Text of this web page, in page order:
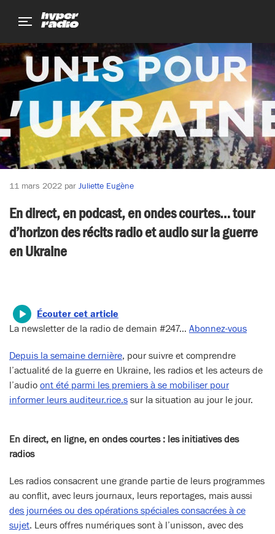
de
page
11 mars 2022 par Juliette Eugène
En direct, en podcast, en ondes courtes… tour
d’horizon des récits radio et audio sur la guerre
en Ukraine
Écouter cet article
La newsletter de la radio de demain #247… Abonnez-vous
Depuis la semaine dernière, pour suivre et comprendre
l’actualité de la guerre en Ukraine, les radios et les acteurs de
l’audio ont été parmi les premiers à se mobiliser pour
informer leurs auditeur.rice.s sur la situation au jour le jour.
En direct, en ligne, en ondes courtes : les initiatives des
radios
Les radios consacrent une grande partie de leurs programmes
au conflit, avec leurs journaux, leurs reportages, mais aussi
des journées ou des opérations spéciales consacrées à ce
sujet. Leurs offres numériques sont à l’unisson, avec des